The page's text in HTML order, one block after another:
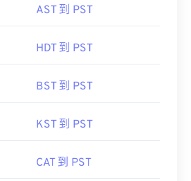
AST 到 PST
HDT 到 PST
BST 到 PST
KST 到 PST
CAT 到 PST